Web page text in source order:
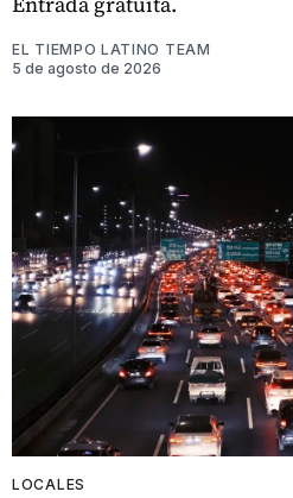
EL TIEMPO LATINO TEAM
5 de agosto de 2026
LOCALES